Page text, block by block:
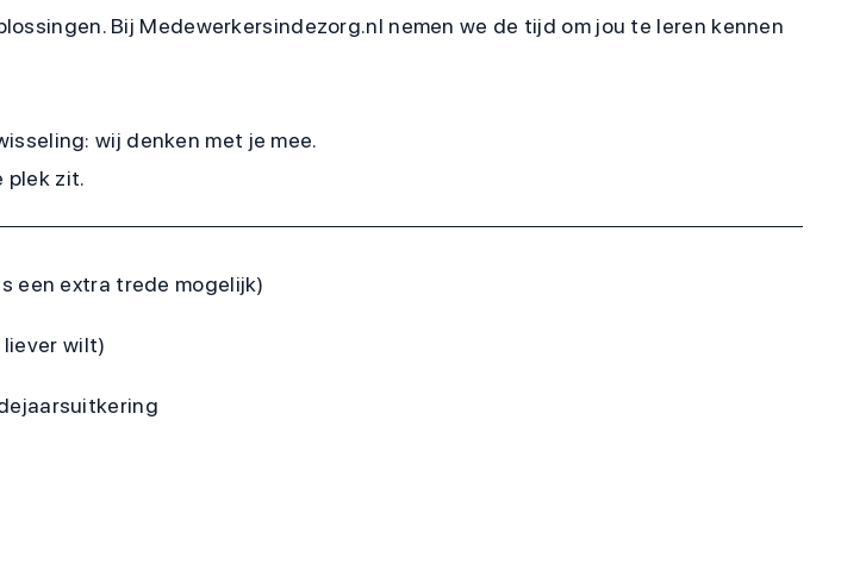
Bij Medewerkersindezorg.nl nemen we de tijd om jou te leren kennen
wij denken met je mee.
plek zit.
een extra trede mogelijk)
wilt)